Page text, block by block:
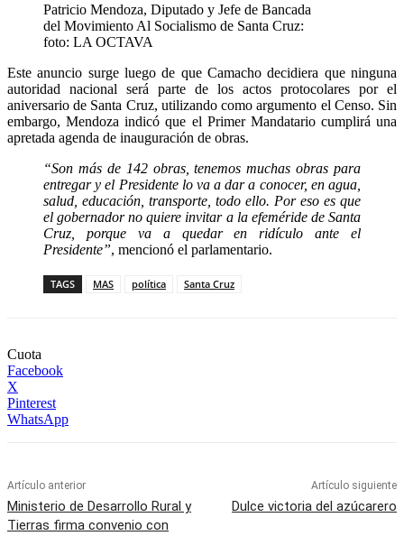
Patricio Mendoza, Diputado y Jefe de Bancada
del Movimiento Al Socialismo de Santa Cruz:
foto: LA OCTAVA
Este anuncio surge luego de que Camacho decidiera que ninguna
autoridad nacional será parte de los actos protocolares por el
aniversario de Santa Cruz, utilizando como argumento el Censo. Sin
embargo, Mendoza indicó que el Primer Mandatario cumplirá una
apretada agenda de inauguración de obras.
“Son más de 142 obras, tenemos muchas obras para
entregar y el Presidente lo va a dar a conocer, en agua,
salud, educación, transporte, todo ello. Por eso es que
el gobernador no quiere invitar a la efeméride de Santa
Cruz, porque va a quedar en ridículo ante el
Presidente”, mencionó el parlamentario.
TAGS MAS política Santa Cruz
Cuota
Facebook
X
Pinterest
WhatsApp
Artículo anterior
Ministerio de Desarrollo Rural y
Tierras firma convenio con
Artículo siguiente
Dulce victoria del azúcarero